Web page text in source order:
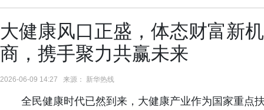
大健康风口正盛，体态财富新
商，携手聚力共赢未来
2026-06-09 14:27 来源： 新华热线
全民健康时代已然到来，大健康产业作为国家重点